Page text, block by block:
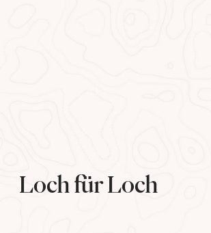
Loch für Loch